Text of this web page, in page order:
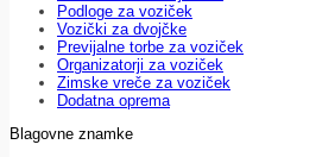
Podloge za voziček
Vozički za dvojčke
Previjalne torbe za voziček
Organizatorji za voziček
Zimske vreče za voziček
Dodatna oprema
Blagovne znamke